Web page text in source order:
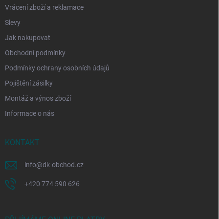
Vrácení zboží a reklamace
Slevy
Jak nakupovat
Obchodní podmínky
Podmínky ochrany osobních údajů
Pojištění zásilky
Montáž a výnos zboží
Informace o nás
KONTAKT
info@dk-obchod.cz
+420 774 590 626